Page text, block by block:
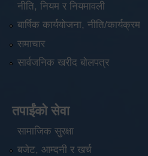
नीति, नियम र नियमावली
बार्षिक कार्ययोजना, नीति/कार्यक्रम
समाचार
सार्वजनिक खरीद बोलपत्र
तपाईंको सेवा
सामाजिक सुरक्षा
बजेट, आम्दनी र खर्च